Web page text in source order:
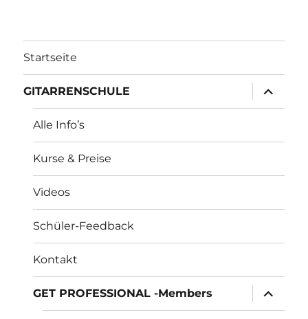
Startseite
GITARRENSCHULE
öffnen
Alle Info’s
Kurse & Preise
Videos
Schüler-Feedback
Kontakt
GET PROFESSIONAL -Members
öffnen